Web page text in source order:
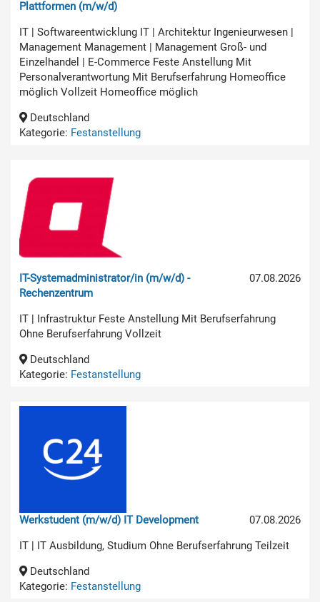
Plattformen (m/w/d)
IT | Softwareentwicklung IT | Architektur Ingenieurwesen |
Management Management | Management Groß- und
Einzelhandel | E-Commerce Feste Anstellung Mit
Personalverantwortung Mit Berufserfahrung Homeoffice
möglich Vollzeit Homeoffice möglich
Deutschland
Kategorie: Festanstellung
07.08.2026
IT-Systemadministrator/in (m/w/d) -
Rechenzentrum
IT | Infrastruktur Feste Anstellung Mit Berufserfahrung
Ohne Berufserfahrung Vollzeit
Deutschland
Kategorie: Festanstellung
07.08.2026
Werkstudent (m/w/d) IT Development
IT | IT Ausbildung, Studium Ohne Berufserfahrung Teilzeit
Deutschland
Kategorie: Festanstellung